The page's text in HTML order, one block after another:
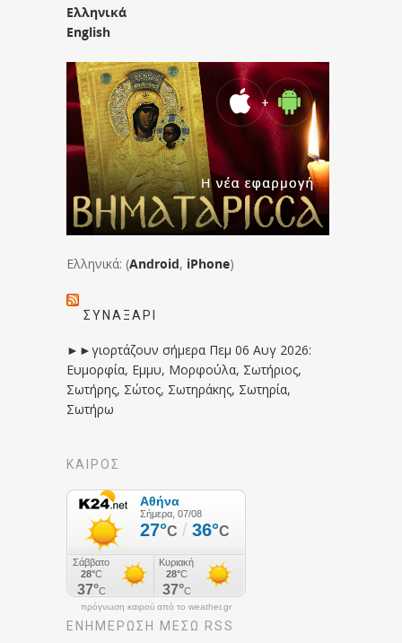
Ελληνικά
English
Ελληνικά: (Android, iPhone)
ΣΥΝΑΞΆΡΙ
►►γιορτάζουν σήμερα Πεμ 06 Αυγ 2026:
Ευμορφία, Εμμυ, Μορφούλα, Σωτήριος,
Σωτήρης, Σώτος, Σωτηράκης, Σωτηρία,
Σωτήρω
ΚΑΙΡΟΣ
πρόγνωση καιρού από το weather.gr
ΕΝΗΜΈΡΩΣΉ ΜΕΣΩ RSS